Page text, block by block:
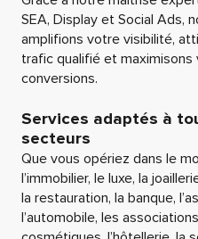
SEA, Display et Social Ads,
amplifions votre visibilité,
trafic qualifié et maximisons
conversions.
Services adaptés à
secteurs
Que vous opériez dans le
l’immobilier, le luxe, la
la restauration, la banque,
l’automobile, les